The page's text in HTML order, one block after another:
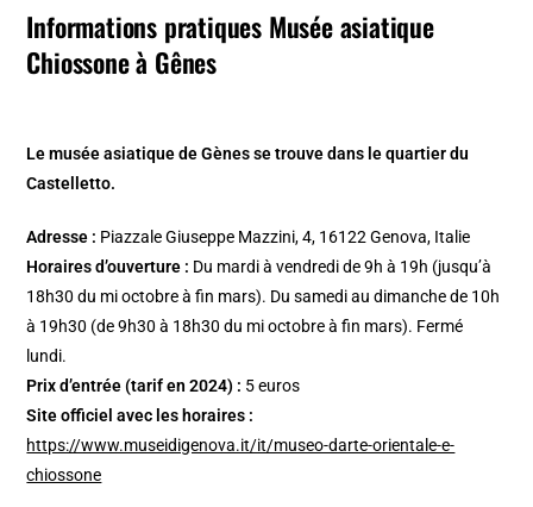
Informations pratiques Musée asiatique
Chiossone à Gênes
Le musée asiatique de Gènes se trouve dans le quartier du
Castelletto.
Adresse : Piazzale Giuseppe Mazzini, 4, 16122 Genova, Italie
Horaires d’ouverture : Du mardi à vendredi de 9h à 19h (jusqu’à
18h30 du mi octobre à fin mars). Du samedi au dimanche de 10h
à 19h30 (de 9h30 à 18h30 du mi octobre à fin mars). Fermé
lundi.
Prix d’entrée (tarif en 2024) : 5 euros
Site officiel avec les horaires :
https://www.museidigenova.it/it/museo-darte-orientale-e-
chiossone